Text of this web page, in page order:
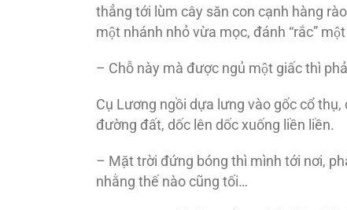
thẳng tới lùm cây săn con cạnh hàng
một nhánh nhỏ vừa mọc, đánh “rắc”
– Chỗ này mà được ngủ một giấc thì
Cụ Lương ngồi dựa lưng vào gốc cổ
đường đất, dốc lên dốc xuống liền liền.
– Mặt trời đứng bóng thì mình tới nơi,
nhằng thế nào cũng tối…